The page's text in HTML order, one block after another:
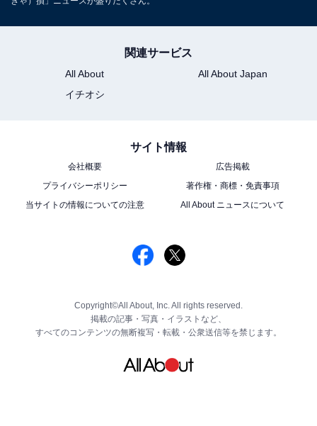
関連サービス
All About
All About Japan
イチオシ
サイト情報
会社概要
広告掲載
プライバシーポリシー
著作権・商標・免責事項
当サイトの情報についての注意
All About ニュースについて
Copyright©All About, Inc. All rights reserved.
掲載の記事・写真・イラストなど、
すべてのコンテンツの無断複写・転載・公衆送信等を禁じます。